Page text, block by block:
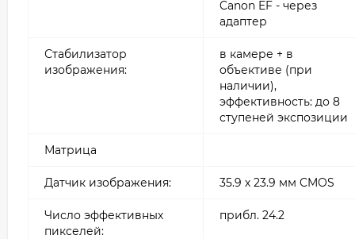
Canon EF - через
адаптер
Стабилизатор
изображения:
в камере + в
объективе (при
наличии),
эффективность: до 8
ступеней экспозиции
Матрица
Датчик изображения: 35.9 х 23.9 мм CMOS
Число эффективных
пикселей:
прибл. 24.2